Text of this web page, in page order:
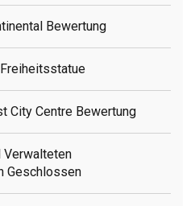
Bewertung
City Centre Bewertung
Verwalteten
Geschlossen